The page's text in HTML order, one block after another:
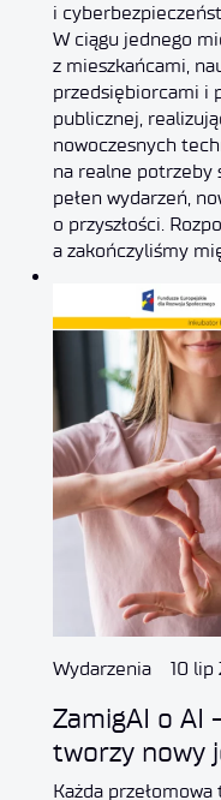
i
W ciągu jednego
z mieszkańcami,
przedsiębiorcami i
publicznej,
nowoczesnych
na realne potrzeby
pełen wydarzeń,
o przyszłości.
a zakończyliśmy
Wydarzenia 10 lip
ZamigAI o AI
tworzy nowy
Każda